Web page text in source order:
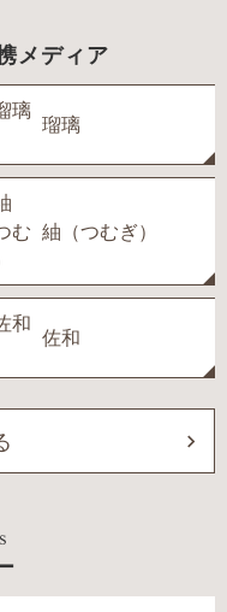
メディア
瑠璃
紬（つむぎ）
佐和